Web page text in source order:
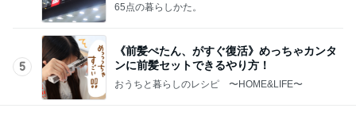
65点の暮らしかた。
5
《前髪ぺたん、がすぐ復活》めっちゃカンタ
ンに前髪セットできるやり方！
おうちと暮らしのレシピ 〜HOME&LIFE〜